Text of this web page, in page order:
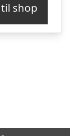
var:
kr. 2.139,44.
shop